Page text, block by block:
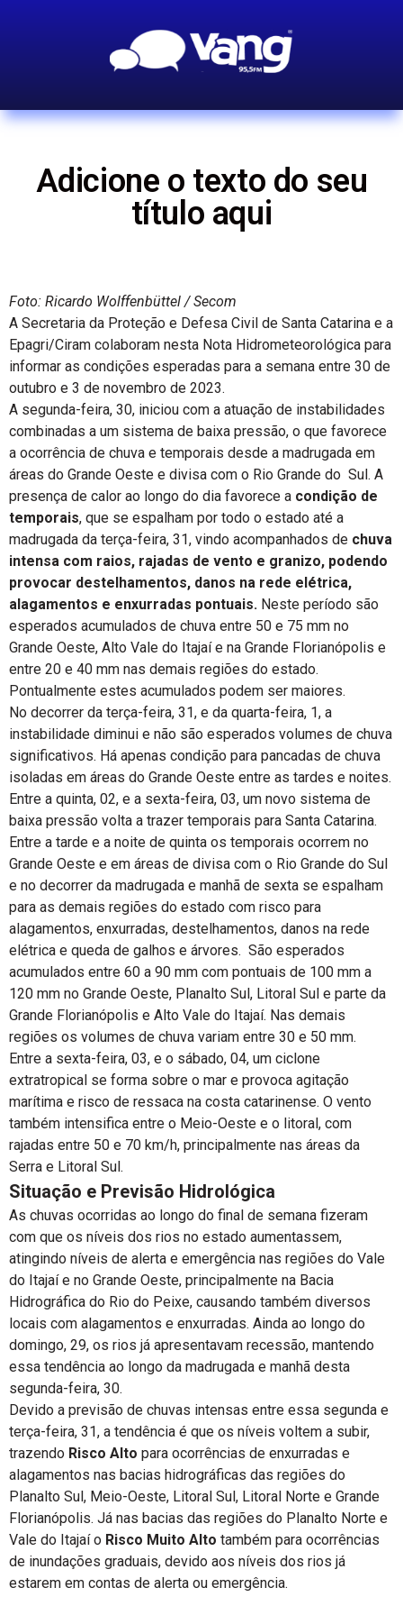
Adicione o texto do seu
título aqui
Foto: Ricardo Wolffenbüttel / Secom
A Secretaria da Proteção e Defesa Civil de Santa Catarina e a
Epagri/Ciram colaboram nesta Nota Hidrometeorológica para
informar as condições esperadas para a semana entre 30 de
outubro e 3 de novembro de 2023.
A segunda-feira, 30, iniciou com a atuação de instabilidades
combinadas a um sistema de baixa pressão, o que favorece
a ocorrência de chuva e temporais desde a madrugada em
áreas do Grande Oeste e divisa com o Rio Grande do Sul. A
presença de calor ao longo do dia favorece a condição de
temporais, que se espalham por todo o estado até a
madrugada da terça-feira, 31, vindo acompanhados de chuva
intensa com raios, rajadas de vento e granizo, podendo
provocar destelhamentos, danos na rede elétrica,
alagamentos e enxurradas pontuais. Neste período são
esperados acumulados de chuva entre 50 e 75 mm no
Grande Oeste, Alto Vale do Itajaí e na Grande Florianópolis e
entre 20 e 40 mm nas demais regiões do estado.
Pontualmente estes acumulados podem ser maiores.
No decorrer da terça-feira, 31, e da quarta-feira, 1, a
instabilidade diminui e não são esperados volumes de chuva
significativos. Há apenas condição para pancadas de chuva
isoladas em áreas do Grande Oeste entre as tardes e noites.
Entre a quinta, 02, e a sexta-feira, 03, um novo sistema de
baixa pressão volta a trazer temporais para Santa Catarina.
Entre a tarde e a noite de quinta os temporais ocorrem no
Grande Oeste e em áreas de divisa com o Rio Grande do Sul
e no decorrer da madrugada e manhã de sexta se espalham
para as demais regiões do estado com risco para
alagamentos, enxurradas, destelhamentos, danos na rede
elétrica e queda de galhos e árvores. São esperados
acumulados entre 60 a 90 mm com pontuais de 100 mm a
120 mm no Grande Oeste, Planalto Sul, Litoral Sul e parte da
Grande Florianópolis e Alto Vale do Itajaí. Nas demais
regiões os volumes de chuva variam entre 30 e 50 mm.
Entre a sexta-feira, 03, e o sábado, 04, um ciclone
extratropical se forma sobre o mar e provoca agitação
marítima e risco de ressaca na costa catarinense. O vento
também intensifica entre o Meio-Oeste e o litoral, com
rajadas entre 50 e 70 km/h, principalmente nas áreas da
Serra e Litoral Sul.
Situação e Previsão Hidrológica
As chuvas ocorridas ao longo do final de semana fizeram
com que os níveis dos rios no estado aumentassem,
atingindo níveis de alerta e emergência nas regiões do Vale
do Itajaí e no Grande Oeste, principalmente na Bacia
Hidrográfica do Rio do Peixe, causando também diversos
locais com alagamentos e enxurradas. Ainda ao longo do
domingo, 29, os rios já apresentavam recessão, mantendo
essa tendência ao longo da madrugada e manhã desta
segunda-feira, 30.
Devido a previsão de chuvas intensas entre essa segunda e
terça-feira, 31, a tendência é que os níveis voltem a subir,
trazendo Risco Alto para ocorrências de enxurradas e
alagamentos nas bacias hidrográficas das regiões do
Planalto Sul, Meio-Oeste, Litoral Sul, Litoral Norte e Grande
Florianópolis. Já nas bacias das regiões do Planalto Norte e
Vale do Itajaí o Risco Muito Alto também para ocorrências
de inundações graduais, devido aos níveis dos rios já
estarem em contas de alerta ou emergência.